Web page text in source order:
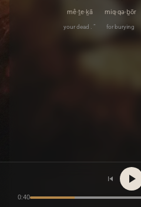
miq·qə·ḇōr
for burying
mê·ṯe·ḵā
your dead . ”
0:40